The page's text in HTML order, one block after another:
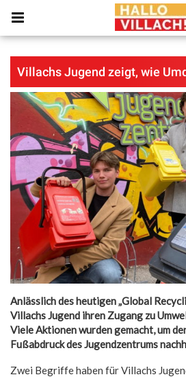
Villachs Jugend zeigt, wie
Anlässlich des heutigen „Global
Villachs Jugend ihren Zugang zu
Viele Aktionen wurden gemacht, um
Fußabdruck des Jugendzentrums
Zwei Begriffe haben für Villachs